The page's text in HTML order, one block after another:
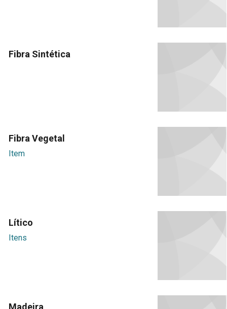
Fibra Sintética
Fibra Vegetal
Item
Lítico
Itens
Madeira